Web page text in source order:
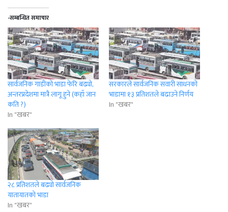
-सम्बन्धित समाचार
सार्वजनिक गाडीको भाडा फेरि बढ्यो,
अन्तरप्रदेशमा मात्रै लागू हुने (कहाँ जान
कति ?)
In "खबर"
सरकारले सार्वजनिक सवारी साधनको
भाडामा १३ प्रतिशतले बढाउने निर्णय
In "खबर"
२८ प्रतिशतले बढ्यो सार्वजनिक
यातायातको भाडा
In "खबर"